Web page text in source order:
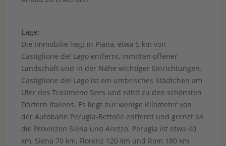
Lage:
Die Immobilie liegt in Piana, etwa 5 km von
Castiglione del Lago entfernt, inmitten offener
Landschaft und in der Nähe wichtiger Einrichtungen.
Castiglione del Lago ist ein umbrisches Städtchen am
Ufer des Trasimeno Sees und zählt zu den schönsten
Dörfern Italiens. Es liegt nur wenige Kilometer von
der Autobahn Perugia-Bettolle entfernt und grenzt an
die Provinzen Siena und Arezzo. Perugia ist etwa 40
km, Siena 70 km, Florenz 120 km und Rom 180 km